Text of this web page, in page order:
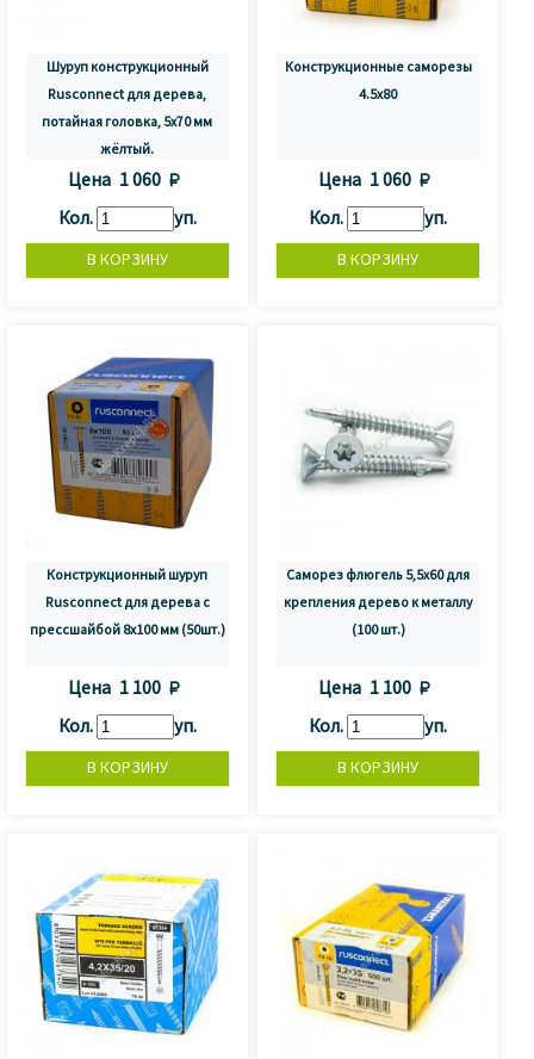
Шуруп конструкционный
Rusconnect для дерева,
потайная головка, 5х70 мм
жёлтый.
Цена 1 060 
Кол.
уп.
Конструкционные саморезы
4.5x80
Цена 1 060 
Кол.
уп.
Конструкционный шуруп
Rusconnect для дерева с
прессшайбой 8х100 мм (50шт.)
Цена 1 100 
Кол.
уп.
Саморез флюгель 5,5x60 для
крепления дерево к металлу
(100 шт.)
Цена 1 100 
Кол.
уп.